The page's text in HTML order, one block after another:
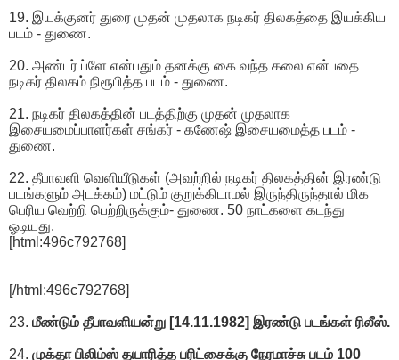
19. இயக்குனர் துரை முதன் முதலாக நடிகர் திலகத்தை இயக்கிய
படம் - துணை.
20. அண்டர் ப்ளே என்பதும் தனக்கு கை வந்த கலை என்பதை
நடிகர் திலகம் நிரூபித்த படம் - துணை.
21. நடிகர் திலகத்தின் படத்திற்கு முதன் முதலாக
இசையமைப்பாளர்கள் சங்கர் - கணேஷ் இசையமைத்த படம் -
துணை.
22. தீபாவளி வெளியீடுகள் (அவற்றில் நடிகர் திலகத்தின் இரண்டு
படங்களும் அடக்கம்) மட்டும் குறுக்கிடாமல் இருந்திருந்தால் மிக
பெரிய வெற்றி பெற்றிருக்கும்- துணை. 50 நாட்களை கடந்து
ஓடியது.
[html:496c792768]
[/html:496c792768]
23. மீண்டும் தீபாவளியன்று [14.11.1982] இரண்டு படங்கள் ரிலீஸ்.
24. முக்தா பிலிம்ஸ் தயாரித்த பரிட்சைக்கு நேரமாச்சு படம் 100